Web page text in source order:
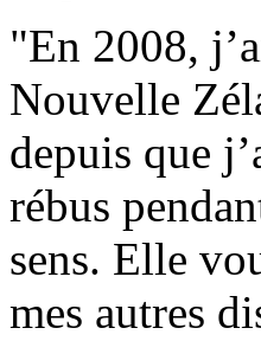
"En 2008,
Nouvelle
depuis que
rébus
sens. Elle
mes autres